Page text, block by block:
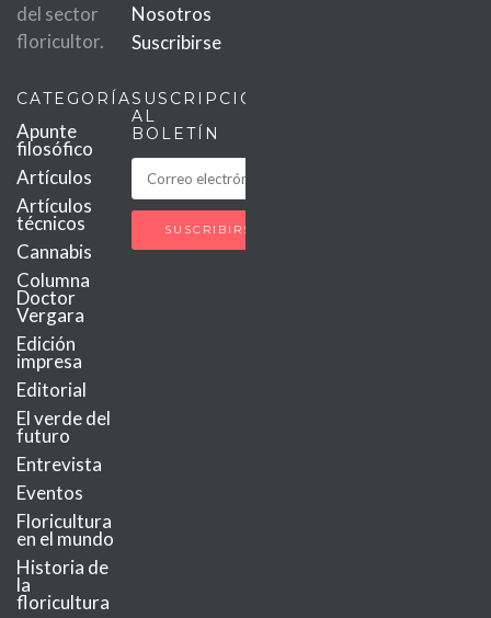
del sector
floricultor.
Nosotros
Suscribirse
CATEGORÍAS
Apunte
filosófico
Artículos
Artículos
técnicos
Cannabis
Columna
Doctor
Vergara
Edición
impresa
Editorial
El verde del
futuro
Entrevista
Eventos
Floricultura
en el mundo
Historia de
la
floricultura
SUSCRIPCIÓN
AL
BOLETÍN